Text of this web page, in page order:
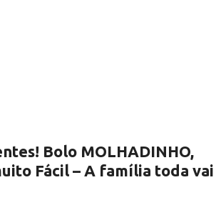
Bolo MOLHADINHO,
Fácil – A família toda vai